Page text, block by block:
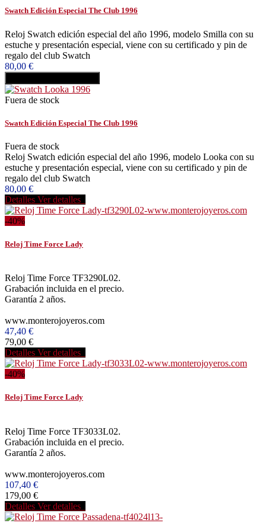
Swatch Edición Especial The Club 1996
Reloj Swatch edición especial del año 1996, modelo Smilla con su
estuche y presentación especial, viene con su certificado y pin de
regalo del club Swatch
80,00 €
Fuera de stock
Swatch Edición Especial The Club 1996
Fuera de stock
Reloj Swatch edición especial del año 1996, modelo Looka con su
estuche y presentación especial, viene con su certificado y pin de
regalo del club Swatch
80,00 €
Detalles Ver detalles
-40%
Reloj Time Force Lady
Reloj Time Force TF3290L02.
Grabación incluida en el precio.
Garantía 2 años.
www.monterojoyeros.com
47,40 €
79,00 €
Detalles Ver detalles
-40%
Reloj Time Force Lady
Reloj Time Force TF3033L02.
Grabación incluida en el precio.
Garantía 2 años.
www.monterojoyeros.com
107,40 €
179,00 €
Detalles Ver detalles